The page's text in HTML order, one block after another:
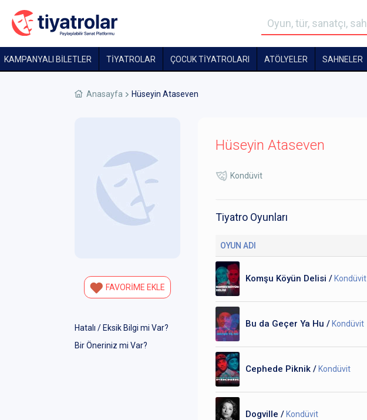
KAMPANYALI BİLETLER TİYATROLAR ÇOCUK TIYATROLARI ATÖLYELER SAHNELER
Anasayfa Hüseyin Ataseven
FAVORİME EKLE
Hatalı / Eksik Bilgi mi Var?
Bir Öneriniz mi Var?
Hüseyin Ataseven
Kondüvit
Tiyatro Oyunları
OYUN ADI
Komşu Köyün Delisi / Kondüvit
Bu da Geçer Ya Hu / Kondüvit
Cephede Piknik / Kondüvit
Dogville / Kondüvit